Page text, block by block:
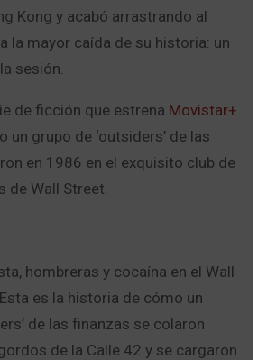
Kong y acabó arrastrando al
la mayor caída de su historia: un
sesión.
de ficción que estrena Movistar+
un grupo de ‘outsiders’ de las
en 1986 en el exquisito club de
de Wall Street.
hombreras y cocaína en el Wall
es la historia de cómo un
de las finanzas se colaron
de la Calle 42 y se cargaron